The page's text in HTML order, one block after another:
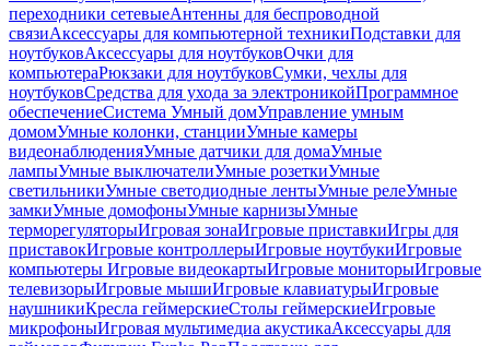
переходники сетевыеАнтенны для беспроводной
связиАксессуары для компьютерной техникиПодставки для
ноутбуковАксессуары для ноутбуковОчки для
компьютераРюкзаки для ноутбуковСумки, чехлы для
ноутбуковСредства для ухода за электроникойПрограммное
обеспечениеСистема Умный домУправление умным
домомУмные колонки, станцииУмные камеры
видеонаблюденияУмные датчики для домаУмные
лампыУмные выключателиУмные розеткиУмные
светильникиУмные светодиодные лентыУмные релеУмные
замкиУмные домофоныУмные карнизыУмные
терморегуляторыИгровая зонаИгровые приставкиИгры для
приставокИгровые контроллерыИгровые ноутбукиИгровые
компьютеры Игровые видеокартыИгровые мониторыИгровые
телевизорыИгровые мышиИгровые клавиатурыИгровые
наушникиКресла геймерскиеСтолы геймерскиеИгровые
микрофоныИгровая мультимедиа акустикаАксессуары для